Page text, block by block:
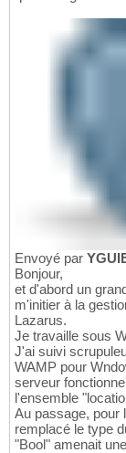
Envoyé par
Bonjour,
et d'abord un
m'initier à la
Lazarus.
Je travaille sous
J'ai suivi
WAMP pour
serveur
l'ensemble
Au passage, pour
remplacé le type
"Bool" amenait